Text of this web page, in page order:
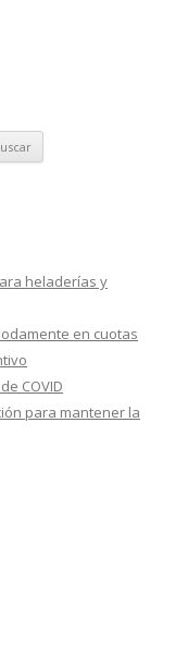
heladerías y
en cuotas
COVID
para mantener la